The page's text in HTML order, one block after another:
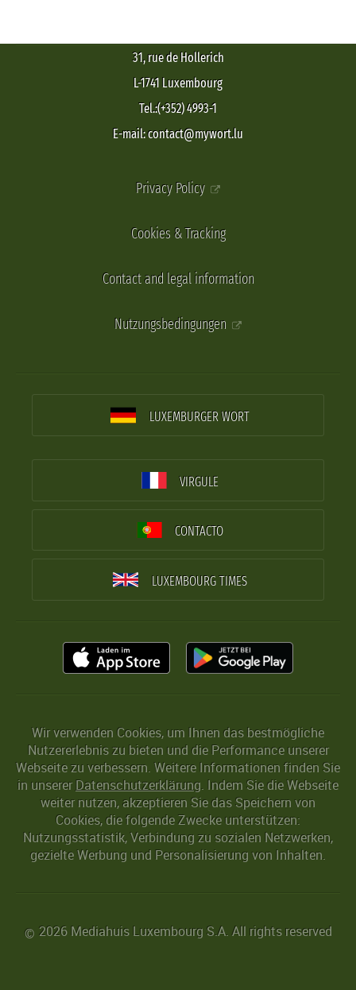
31, rue de Hollerich
L-1741 Luxembourg
Tel.:(+352) 4993-1
E-mail: contact@mywort.lu
Privacy Policy
Cookies & Tracking
Contact and legal information
Nutzungsbedingungen
LUXEMBURGER WORT
VIRGULE
CONTACTO
LUXEMBOURG TIMES
Wir verwenden Cookies, um Ihnen das bestmögliche
Nutzererlebnis zu bieten und die Performance unserer
Webseite zu verbessern. Weitere Informationen finden Sie
in unserer Datenschutzerklärung. Indem Sie die Webseite
weiter nutzen, akzeptieren Sie das Speichern von
Cookies, die folgende Zwecke unterstützen:
Nutzungsstatistik, Verbindung zu sozialen Netzwerken,
gezielte Werbung und Personalisierung von Inhalten.
© 2026 Mediahuis Luxembourg S.A. All rights reserved